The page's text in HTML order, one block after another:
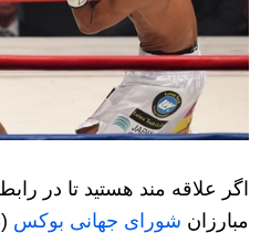
اگر علاقه مند هستید تا در
مبارزان شورای جهانی بوکس